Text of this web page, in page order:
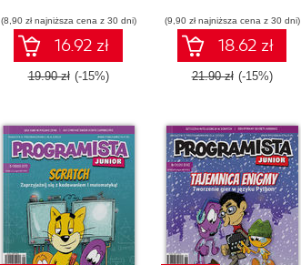
(8,90 zł najniższa cena z 30 dni)
16.92 zł
19.90 zł (-15%)
(9,90 zł najniższa cena z 30 dni)
18.62 zł
21.90 zł (-15%)